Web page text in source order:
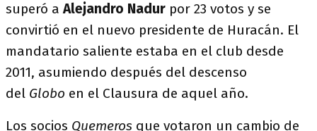
superó aAlejandro Nadur por 23 votos y se
convirtió en el nuevo presidente de Huracán. El
mandatario saliente estaba en el club desde
2011, asumiendo después del descenso
del Globo en el Clausura de aquel año.
Los socios Quemeros que votaron un cambio de